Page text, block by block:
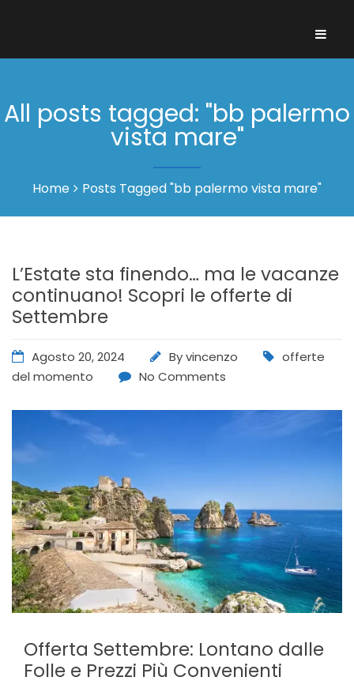
All posts tagged: "bb palermo
vista mare"
Home Posts Tagged "bb palermo vista mare"
L’Estate sta finendo… ma le vacanze
continuano! Scopri le offerte di
Settembre
Agosto 20, 2024 Byvincenzo
offerte
del momento
No Comments
Offerta Settembre: Lontano dalle
Folle e Prezzi Più Convenienti